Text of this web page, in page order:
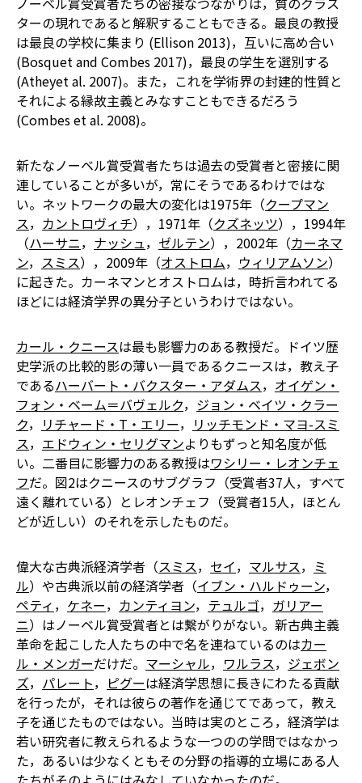
ターの現れであると解釈することもできる。最良の教授
は最良の学校に集まり (Ellison 2013)，互いに高め合い
(Bosquet and Combes 2017)，最良の学生を選別する
(Atheyet al. 2007)。また，これを学術界の封建的性質と
それによる縁故主義とみなすこともできるだろう
(Combes et al. 2008)。
新たなノーベル賞受賞者たちは過去の受賞者と密接に関
連していることが多いが，常にそうであるわけではな
い。ネットワークの最大の変化は1975年（クープマン
ス， カントロヴィチ），1971年（クズネッツ），1994年
（ハーサニ， ナッシュ， ゼルテン），2002年（カーネマ
ン， スミス），2009年（オストロム， ウィリアムソン）
に起きた。カーネマンとオストロムは，時折言われてる
ほどには経済学界の異分子というわけではない。
カール・クニースは最も影響力のある教授だ。ドイツ歴
史学派の比較的影の薄い一員であるクニースは，教え子
であるハーバート・バクスター・アダムス， オイゲン・
フォン・ベーム＝バヴェルク， ジョン・ベイツ・クラー
ク， リチャード・T・エリー， リッチモンド・マヨ-スミ
ス， エドウィン・セリグマンよりもずっと知名度が低
い。二番目に影響力のある教授はワシリー・レオンチェ
フだ。図2はクニースのサブグラフ（受賞者37人，すべて
遠く離れている）とレオンチェフ（受賞者15人，ほとん
どが近しい）のそれを示したものだ。
偉大な古典派経済学者（スミス， セイ， マルサス， ミ
ル）や古典派以前の経済学者（イブン・ハルドゥーン，
ペティ ， ケネー， カンティヨン， テュルゴ， ガリアー
ニ）はノーベル賞受賞者とは繋がりがない。新古典主義
革命を起こした人たちの中で名を連ねているのはカー
ル・メンガーだけだ。 マーシャル， ワルラス， ジェボン
ズ， パレート， ピグーは経済学思想に長きにわたる貢献
を行ったが，それは彼らの著作を通じてであって，教え
子を通じたものではない。当時は実のところ，経済学は
若い研究者に教えられるような一つのの学問ではなかっ
た，あるいは少なくともその分野の指導的立場にある人